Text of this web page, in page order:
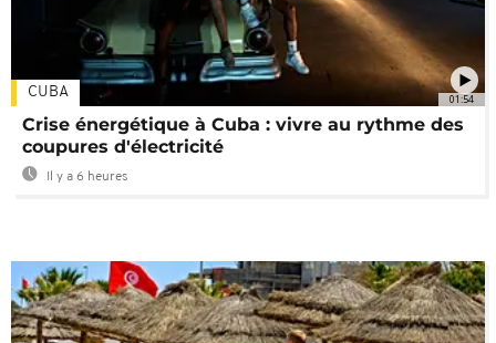
01:54
CUBA
Crise énergétique à Cuba : vivre au rythme des
coupures d'électricité
Il y a 6 heures